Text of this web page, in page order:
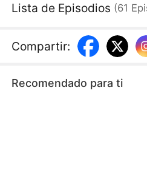
Mientras tanto, Blanca, la
vida.
Lista de Episodios (61
Compartir:
Recomendado para ti